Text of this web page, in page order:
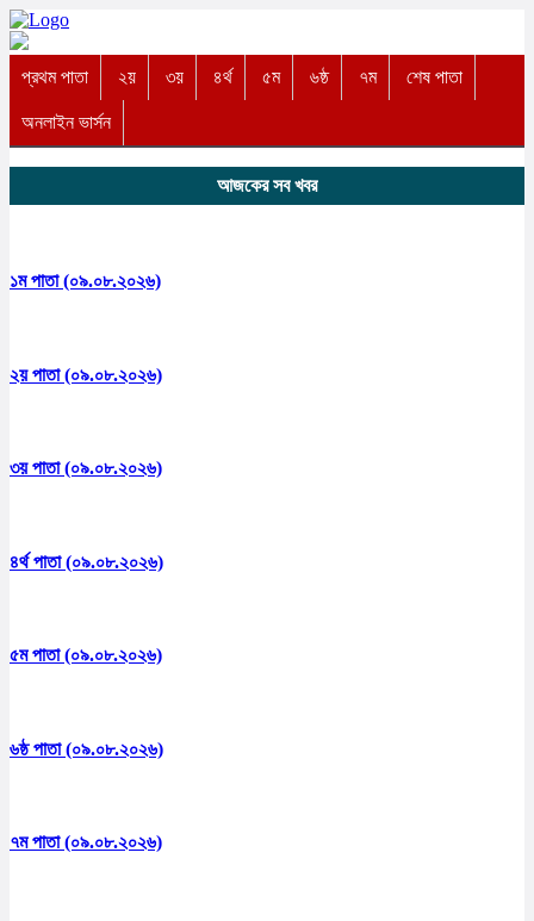
প্রথম পাতা ২য় ৩য় ৪র্থ ৫ম ৬ষ্ঠ ৭ম শেষ পাতা
অনলাইন ভার্সন
আজকের সব খবর
১ম পাতা (০৯.০৮.২০২৬)
২য় পাতা (০৯.০৮.২০২৬)
৩য় পাতা (০৯.০৮.২০২৬)
৪র্থ পাতা (০৯.০৮.২০২৬)
৫ম পাতা (০৯.০৮.২০২৬)
৬ষ্ঠ পাতা (০৯.০৮.২০২৬)
৭ম পাতা (০৯.০৮.২০২৬)